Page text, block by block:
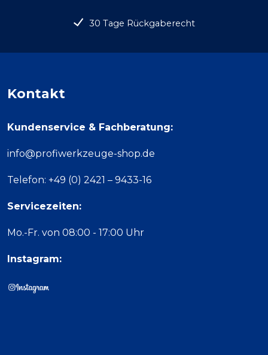
30 Tage Rückgaberecht
Kontakt
Kundenservice & Fachberatung:
info@profiwerkzeuge-shop.de
Telefon: +49 (0) 2421 – 9433-16
Servicezeiten:
Mo.-Fr. von 08:00 - 17:00 Uhr
Instagram: